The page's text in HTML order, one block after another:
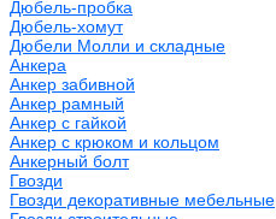
Дюбель-пробка
Дюбель-хомут
Дюбели Молли и складные
Анкера
Анкер забивной
Анкер рамный
Анкер с гайкой
Анкер с крюком и кольцом
Анкерный болт
Гвозди
Гвозди декоративные мебельные